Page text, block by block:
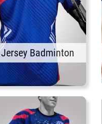
Jersey Badminton